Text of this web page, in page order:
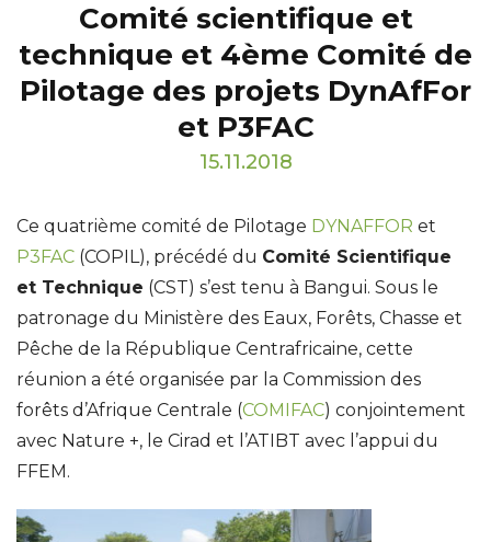
Comité scientifique et
technique et 4ème Comité de
Pilotage des projets DynAfFor
et P3FAC
15.11.2018
Ce quatrième comité de Pilotage DYNAFFOR et
P3FAC (COPIL), précédé du Comité Scientifique
et Technique (CST) s’est tenu à Bangui. Sous le
patronage du Ministère des Eaux, Forêts, Chasse et
Pêche de la République Centrafricaine, cette
réunion a été organisée par la Commission des
forêts d’Afrique Centrale (COMIFAC) conjointement
avec Nature +, le Cirad et l’ATIBT avec l’appui du
FFEM.